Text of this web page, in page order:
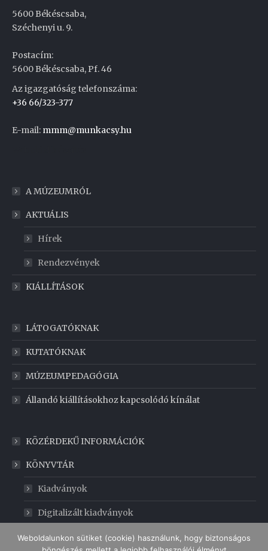
5600 Békéscsaba,
Széchenyi u. 9.
Postacím:
5600 Békéscsaba, Pf. 46
Az igazgatóság telefonszáma:
+36 66/323-377
E-mail: mmm@munkacsy.hu
A MÚZEUMRÓL
AKTUÁLIS
Hírek
Rendezvények
KIÁLLÍTÁSOK
LÁTOGATÓKNAK
KUTATÓKNAK
MÚZEUMPEDAGÓGIA
Állandó kiállításokhoz kapcsolódó kínálat
KÖZÉRDEKŰ INFORMÁCIÓK
KÖNYVTÁR
Kiadványok
Digitalizált kiadványok
GABONAMÚZEUM
Weboldalunkon sütiket (cookie) használunk, hogy biztonságos